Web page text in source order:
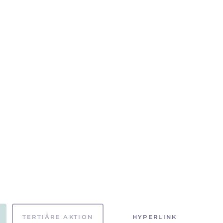
TERTIÄRE AKTION HYPERLINK